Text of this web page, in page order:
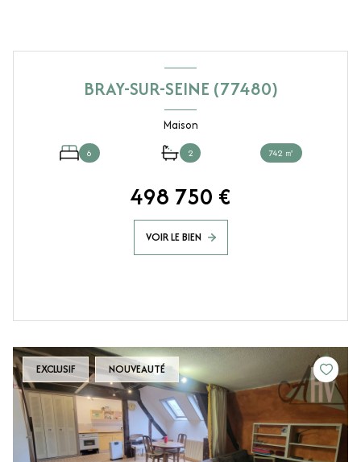
BRAY-SUR-SEINE (77480)
Maison
6 2 742 ㎡
498 750 €
VOIR LE BIEN
EXCLUSIF NOUVEAUTÉ